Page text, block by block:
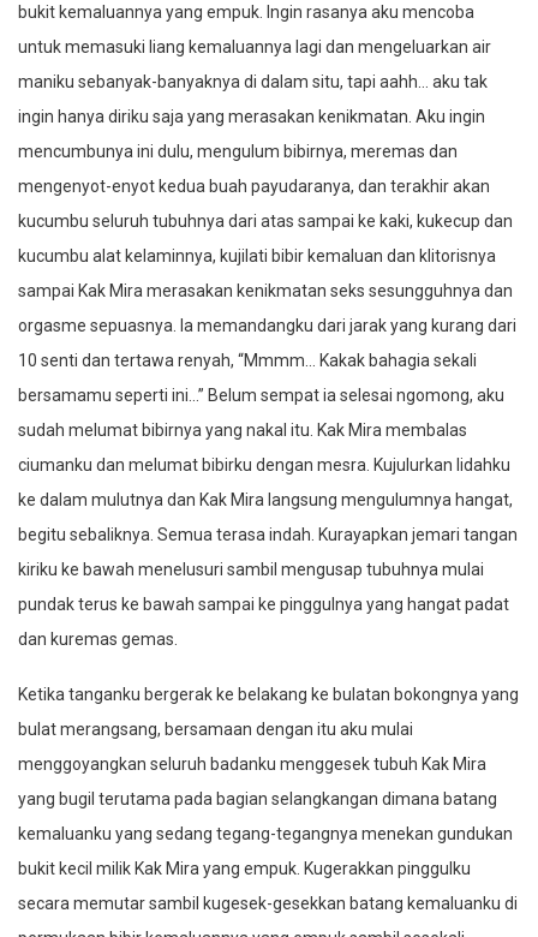
bukit kemaluannya yang empuk. Ingin rasanya aku mencoba
untuk memasuki liang kemaluannya lagi dan mengeluarkan air
maniku sebanyak-banyaknya di dalam situ, tapi aahh… aku tak
ingin hanya diriku saja yang merasakan kenikmatan. Aku ingin
mencumbunya ini dulu, mengulum bibirnya, meremas dan
mengenyot-enyot kedua buah payudaranya, dan terakhir akan
kucumbu seluruh tubuhnya dari atas sampai ke kaki, kukecup dan
kucumbu alat kelaminnya, kujilati bibir kemaluan dan klitorisnya
sampai Kak Mira merasakan kenikmatan seks sesungguhnya dan
orgasme sepuasnya. Ia memandangku dari jarak yang kurang dari
10 senti dan tertawa renyah, “Mmmm… Kakak bahagia sekali
bersamamu seperti ini…” Belum sempat ia selesai ngomong, aku
sudah melumat bibirnya yang nakal itu. Kak Mira membalas
ciumanku dan melumat bibirku dengan mesra. Kujulurkan lidahku
ke dalam mulutnya dan Kak Mira langsung mengulumnya hangat,
begitu sebaliknya. Semua terasa indah. Kurayapkan jemari tangan
kiriku ke bawah menelusuri sambil mengusap tubuhnya mulai
pundak terus ke bawah sampai ke pinggulnya yang hangat padat
dan kuremas gemas.
Ketika tanganku bergerak ke belakang ke bulatan bokongnya yang
bulat merangsang, bersamaan dengan itu aku mulai
menggoyangkan seluruh badanku menggesek tubuh Kak Mira
yang bugil terutama pada bagian selangkangan dimana batang
kemaluanku yang sedang tegang-tegangnya menekan gundukan
bukit kecil milik Kak Mira yang empuk. Kugerakkan pinggulku
secara memutar sambil kugesek-gesekkan batang kemaluanku di